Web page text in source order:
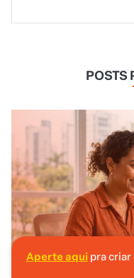
POSTS
A Hotmart é o
Aperte aqui pra